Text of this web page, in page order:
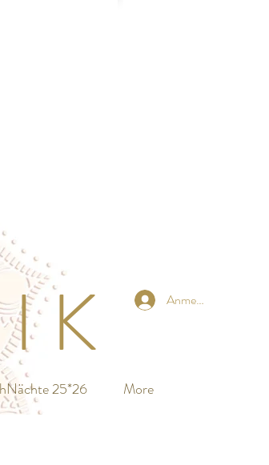
K Anmelden
25*26 More